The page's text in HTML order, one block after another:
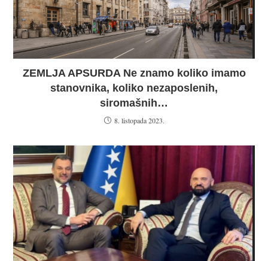
ZEMLJA APSURDA Ne znamo koliko imamo
stanovnika, koliko nezaposlenih,
siromašnih…
8. listopada 2023.